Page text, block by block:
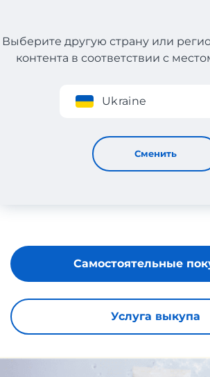
Регистрация
Выберите другую страну или
контента в соответствии с
Ukraine
Сменить
Jo Malone London
Услуга выкупа
Самостоятельные